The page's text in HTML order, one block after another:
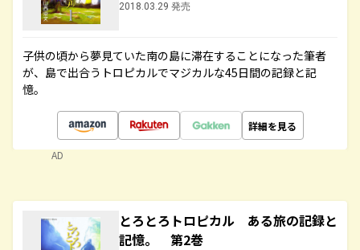
2018.03.29 発売
子供の頃から夢見ていた南の島に滞在することになった筆者
が、島で出合うトロピカルでマジカルな45日間の記録と記
憶。
詳細を見る
AD
とろとろトロピカル ある旅の記録と
記憶。 第2巻